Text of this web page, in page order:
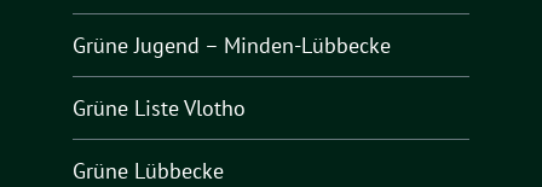
Grüne Jugend – Minden-Lübbecke
Grüne Liste Vlotho
Grüne Lübbecke